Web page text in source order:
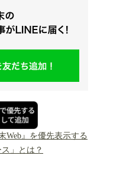
Web』を優先表示する
ス」とは？